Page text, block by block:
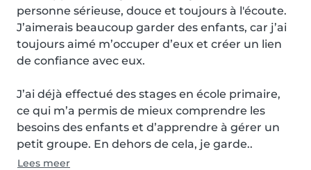
personne sérieuse, douce et toujours à l'écoute.
J’aimerais beaucoup garder des enfants, car j’ai
toujours aimé m’occuper d’eux et créer un lien
de confiance avec eux.
J’ai déjà effectué des stages en école primaire,
ce qui m’a permis de mieux comprendre les
besoins des enfants et d’apprendre à gérer un
petit groupe. En dehors de cela, je garde..
Lees meer